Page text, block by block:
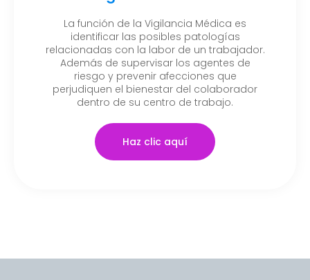
La función de la Vigilancia Médica es
identificar las posibles patologías
relacionadas con la labor de un trabajador.
Además de supervisar los agentes de
riesgo y prevenir afecciones que
perjudiquen el bienestar del colaborador
dentro de su centro de trabajo.
Haz clic aquí